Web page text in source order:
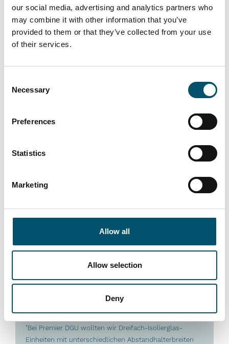
our social media, advertising and analytics partners who
may combine it with other information that you’ve
provided to them or that they’ve collected from your use
of their services.
Selection
Necessary
Preferences
Statistics
Marketing
Allow all
Allow selection
Deny
Lasiluoto, Finland
tempering #glass tempering process #safety glass
“We had a clear need for larger tempered glass that our
addition, we wanted the ability to process glasses with
Kari Lilja, Managing Director of Lasiluoto.
Premier DGU, Großbritannien
#architectural #IG #IG glass #IG unit #IGU #insulating
glass #reference #VARIO
"Bei Premier DGU wollten wir Dreifach-Isolierglas-
Einheiten mit unterschiedlichen Abstandhalterbreiten